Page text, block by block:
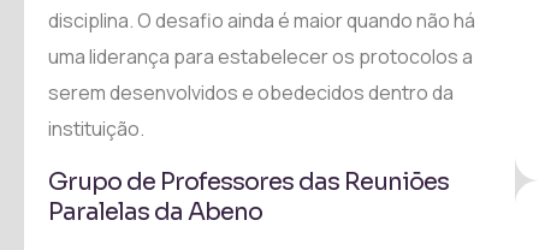
disciplina. O desafio ainda é maior quando não há
uma liderança para estabelecer os protocolos a
serem desenvolvidos e obedecidos dentro da
instituição.
Grupo de Professores das Reuniões
Paralelas da Abeno